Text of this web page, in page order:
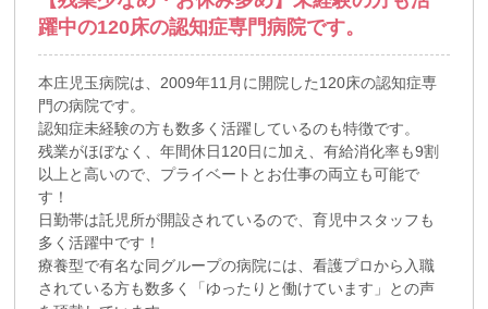
躍中の120床の認知症専門病院です。
本庄児玉病院は、2009年11月に開院した120床の認知症専
門の病院です。
認知症未経験の方も数多く活躍しているのも特徴です。
残業がほぼなく、年間休日120日に加え、有給消化率も9割
以上と高いので、プライベートとお仕事の両立も可能で
す！
日勤帯は託児所が開設されているので、育児中スタッフも
多く活躍中です！
療養型で有名な同グループの病院には、看護プロから入職
されている方も数多く「ゆったりと働けています」との声